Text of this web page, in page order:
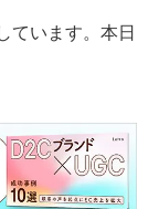
ています。本日